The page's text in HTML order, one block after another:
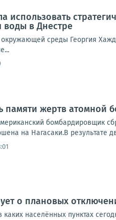
использовать
воды в Днестре
среды Георгия
памяти жертв атомной
бомбардировщик
на Нагасаки.В результате
о плановых
каких населённых пунктах